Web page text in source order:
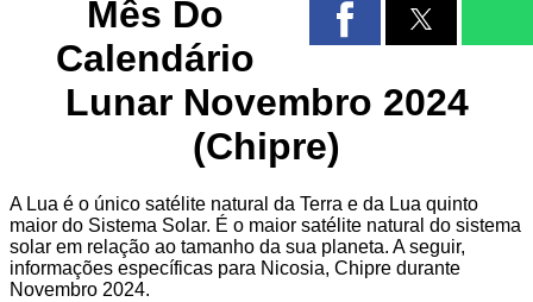
Mês Do
Calendário
Lunar Novembro 2024
(Chipre)
A Lua é o único satélite natural da Terra e da Lua quinto
maior do Sistema Solar. É o maior satélite natural do sistema
solar em relação ao tamanho da sua planeta. A seguir,
informações específicas para Nicosia, Chipre durante
Novembro 2024.